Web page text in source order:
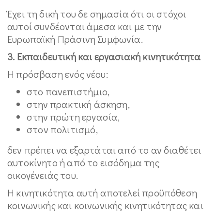
Έχει τη δική του δε σημασία ότι οι στόχοι
αυτοί συνδέονται άμεσα και με την
Ευρωπαϊκή Πράσινη Συμφωνία.
3. Εκπαιδευτική και εργασιακή κινητικότητα
Η πρόσβαση ενός νέου:
στο πανεπιστήμιο,
στην πρακτική άσκηση,
στην πρώτη εργασία,
στον πολιτισμό,
δεν πρέπει να εξαρτάται από το αν διαθέτει
αυτοκίνητο ή από το εισόδημα της
οικογένειάς του.
Η κινητικότητα αυτή αποτελεί προϋπόθεση
κοινωνικής και κοινωνικής κινητικότητας και